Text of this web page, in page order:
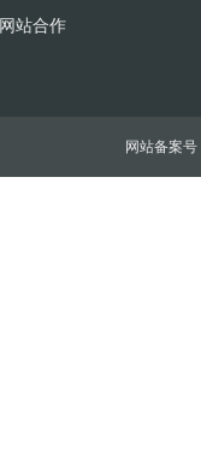
网站合作
网站备案号